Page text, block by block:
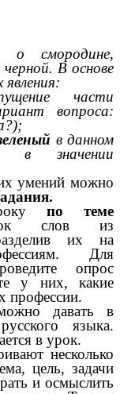
о смородине,
В основе
части
вопроса:
в данном
в значении
умений можно
по теме
слов из
их на
Для
опрос
у них, какие
профессии.
давать в
языка.
в урок.
несколько
цель, задачи
и осмыслить